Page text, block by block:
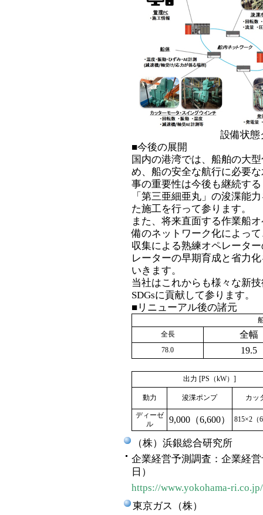
設備状態
■今後の展開
国内の港湾では、船舶の大
め、船の安全な航行に必要
事の重要性は今後も継続す
「第三亜細亜丸」の浚渫能
た施工を行って参ります。
また、将来直面する作業船
備のネットワーク化によっ
収集による熟練オペレータ
レーターの早期育成と省力
いきます。
当社はこれからも様々な新
SDGsに貢献して参ります。
■リニューアル後の諸元
全長
全幅
78.0 19.5
出力 [PS（kW）]
動力 浚渫ポンプ カッ
ディーゼ
ル
9,000（6,600） 815×2（
（株）浜銀総合研究所
企業経営予測調査：企業経
日）
https://www.yokohama-
東京ガス（株）